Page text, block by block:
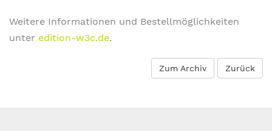
Weitere Informationen und Bestellmöglichkeiten
unter edition-w3c.de.
Zum Archiv Zurück